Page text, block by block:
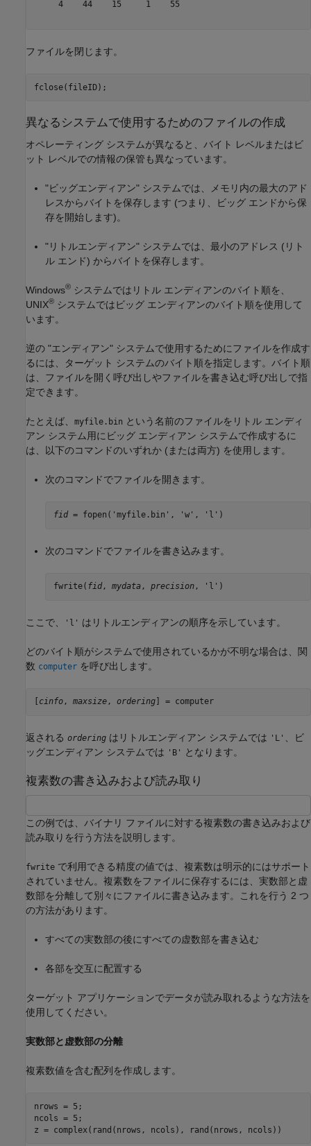
     4    44    15     1    55
ファイルを閉じます。
fclose(fileID);
異なるシステムで使用するためのファイルの作成
オペレーティング システムが異なると、バイト レベルまたはビ
ット レベルでの情報の保管も異なっています。
"ビッグエンディアン" システムでは、メモリ内の最大のアド
レスからバイトを保存します (つまり、ビッグ エンドから保
存を開始します)。
"リトルエンディアン" システムでは、最小のアドレス (リト
ル エンド) からバイトを保存します。
Windows® システムではリトル エンディアンのバイト順を、
UNIX® システムではビッグ エンディアンのバイト順を使用して
います。
逆の "エンディアン" システムで使用するためにファイルを作成す
るには、ターゲット システムのバイト順を指定します。バイト順
は、ファイルを開く呼び出しやファイルを書き込む呼び出しで指
定できます。
たとえば、 myfile.bin という名前のファイルをリトル エンディ
アン システム用にビッグ エンディアン システムで作成するに
は、以下のコマンドのいずれか (または両方) を使用します。
次のコマンドでファイルを開きます。
fid = fopen('myfile.bin', 'w', 'l')
次のコマンドでファイルを書き込みます。
fwrite( fid, mydata, precision, 'l')
ここで、 'l' はリトルエンディアンの順序を示しています。
どのバイト順がシステムで使用されているかが不明な場合は、関
数 computer を呼び出します。
cinfo, maxsize, ordering] = computer
返される ordering はリトルエンディアン システムでは 'L'
、ビ
ッグエンディアン システムでは 'B' となります。
複素数の書き込みおよび読み取り
この例では、バイナリ ファイルに対する複素数の書き込みおよび
読み取りを行う方法を説明します。
fwrite で利用できる精度の値では、複素数は明示的にはサポート
されていません。複素数をファイルに保存するには、実数部と虚
数部を分離して別々にファイルに書き込みます。これを行う 2 つ
の方法があります。
すべての実数部の後にすべての虚数部を書き込む
各部を交互に配置する
ターゲット アプリケーションでデータが読み取れるような方法を
使用してください。
実数部と虚数部の分離
複素数値を含む配列を作成します。
nrows = 5;
ncols = 5;
z = complex(rand(nrows, ncols), rand(nrows, ncols))